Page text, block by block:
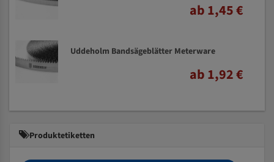
ab 1,45 €
Uddeholm Bandsägeblätter Meterware
ab 1,92 €
Produktetiketten